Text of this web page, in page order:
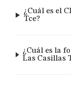
¿Cuál es el
Tce?
¿Cuál es la
Las Casillas